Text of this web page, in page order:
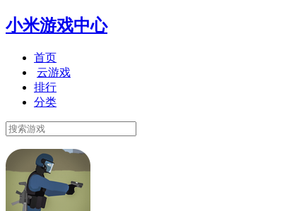
小米游戏中心
首页
云游戏
排行
分类